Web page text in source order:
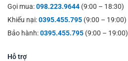
Gọi mua:098.223.9644 (9:00 – 18:30)
Khiếu nại:0395.455.795 (9:00 – 19:00)
Bảo hành:0395.455.795 (9:00 – 19:00)
Hỗ trợ